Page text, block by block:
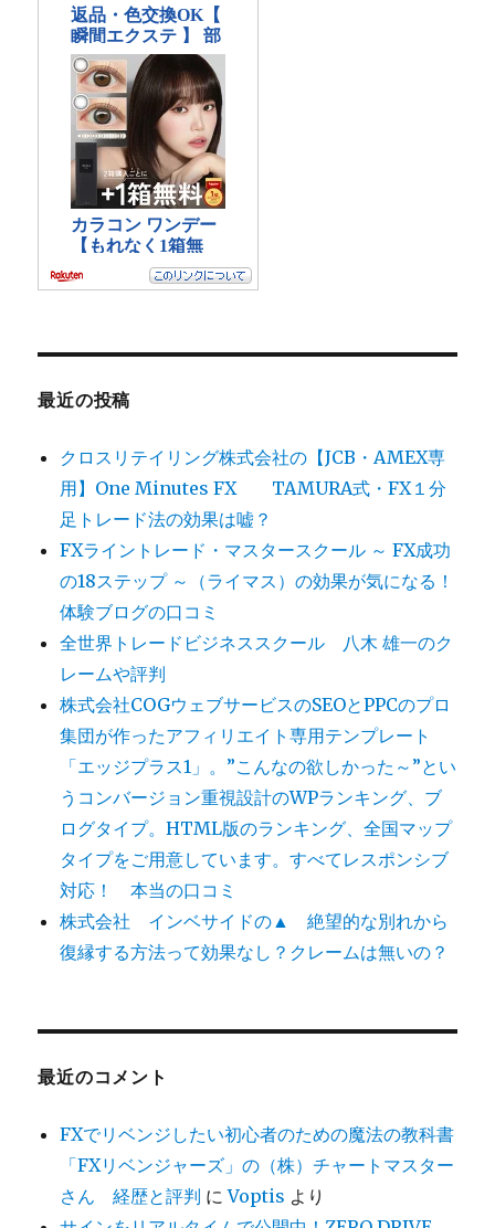
最近の投稿
クロスリテイリング株式会社の【JCB・AMEX専
用】One Minutes FX TAMURA式・FX１分
足トレード法の効果は嘘？
FXライントレード・マスタースクール ～ FX成功
の18ステップ ～（ライマス）の効果が気になる！
体験ブログの口コミ
全世界トレードビジネススクール 八木 雄一のク
レームや評判
株式会社COGウェブサービスのSEOとPPCのプロ
集団が作ったアフィリエイト専用テンプレート
「エッジプラス1」。”こんなの欲しかった～”とい
うコンバージョン重視設計のWPランキング、ブ
ログタイプ。HTML版のランキング、全国マップ
タイプをご用意しています。すべてレスポンシブ
対応！ 本当の口コミ
株式会社 インベサイドの▲ 絶望的な別れから
復縁する方法って効果なし？クレームは無いの？
最近のコメント
FXでリベンジしたい初心者のための魔法の教科書
「FXリベンジャーズ」の（株）チャートマスター
さん 経歴と評判 にVoptis より